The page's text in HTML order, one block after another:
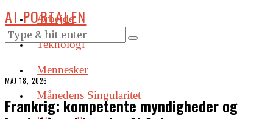
Arbejde
Teknologi
Mennesker
Månedens Singularitet
AI PORTALEN
MAJ 18, 2026
Frankrig: kompetente myndigheder og